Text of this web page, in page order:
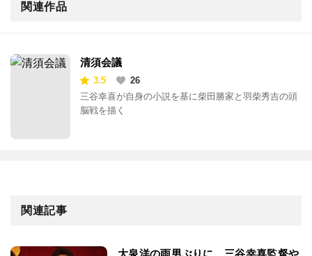
関連作品
清須会議
3.5
26
三谷幸喜が自身の小説を基に柴田勝家と羽柴秀吉の頭
脳戦を描く
関連記事